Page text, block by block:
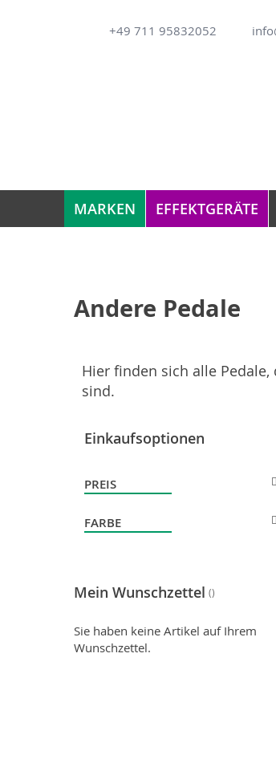
+49 711 95832052
MARKEN EFFEKTGERÄTE
Andere Pedale
Hier finden sich alle
sind.
Einkaufsoptionen
PREIS
FARBE
Mein Wunschzettel
Sie haben keine Artikel auf Ihrem
Wunschzettel.